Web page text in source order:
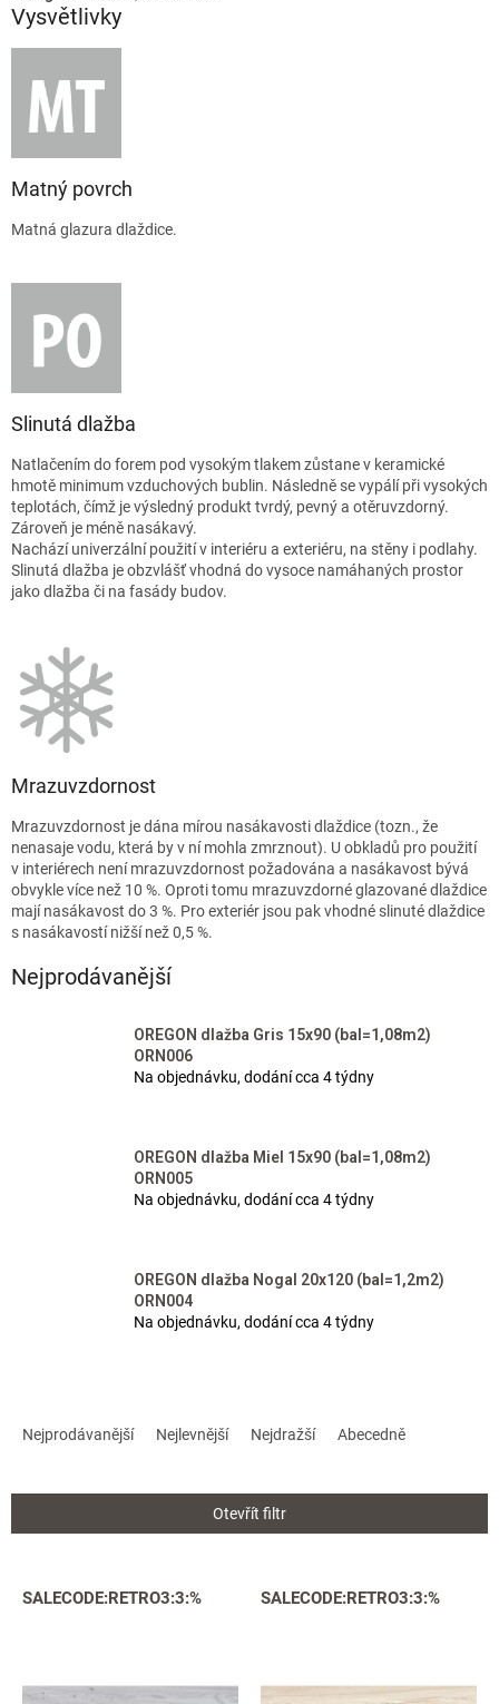
Vysvětlivky
Matný povrch
Matná glazura dlaždice.
Slinutá dlažba
Natlačením do forem pod vysokým tlakem zůstane v keramické
hmotě minimum vzduchových bublin. Následně se vypálí při vysokých
teplotách, čímž je výsledný produkt tvrdý, pevný a otěruvzdorný.
Zároveň je méně nasákavý.
Nachází univerzální použití v interiéru a exteriéru, na stěny i podlahy.
Slinutá dlažba je obzvlášť vhodná do vysoce namáhaných prostor
jako dlažba či na fasády budov.
Mrazuvzdornost
Mrazuvzdornost je dána mírou nasákavosti dlaždice (tozn., že
nenasaje vodu, která by v ní mohla zmrznout). U obkladů pro použití
v interiérech není mrazuvzdornost požadována a nasákavost bývá
obvykle více než 10 %. Oproti tomu mrazuvzdorné glazované dlaždice
mají nasákavost do 3 %. Pro exteriér jsou pak vhodné slinuté dlaždice
s nasákavostí nižší než 0,5 %.
Nejprodávanější
OREGON dlažba Gris 15x90 (bal=1,08m2)
ORN006
Na objednávku, dodání cca 4 týdny
OREGON dlažba Miel 15x90 (bal=1,08m2)
ORN005
Na objednávku, dodání cca 4 týdny
OREGON dlažba Nogal 20x120 (bal=1,2m2)
ORN004
Na objednávku, dodání cca 4 týdny
í
Nejprodávanější Nejlevnější Nejdražší Abecedně
Otevřít filtr
VSALECODE:RETRO3:3:% SALECODE:RETRO3:3:%